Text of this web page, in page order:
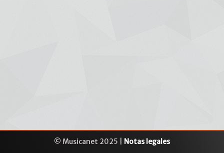
© Musicanet 2025 | Notas legales